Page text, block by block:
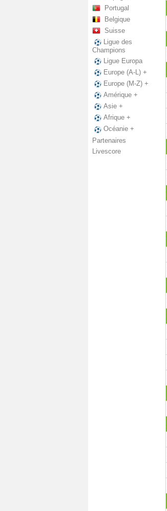
Portugal
Belgique
Suisse
Ligue des
Champions
Ligue Europa
Europe (A-L) +
Europe (M-Z) +
Amérique +
Asie +
Afrique +
Océanie +
Partenaires
Livescore